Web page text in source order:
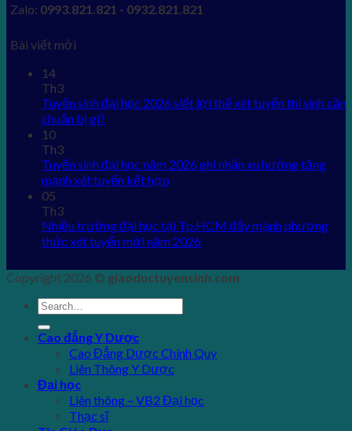
Zalo: 0993.821.821 - 0932.821.821
Bài viết mới
14
Th3
Tuyển sinh đại học 2026 siết lợi thế xét tuyển thí sinh cần
chuẩn bị gì?
10
Th3
Tuyển sinh đại học năm 2026 ghi nhận xu hướng tăng
mạnh xét tuyển kết hợp
05
Th3
Nhiều trường đại học tại Tp.HCM đẩy mạnh phương
thức xét tuyển mới năm 2026
Copyright 2026 © giaoductuyensinh.com
Cao đẳng Y Dược
Cao Đẳng Dược Chính Quy
Liên Thông Y Dược
Đại học
Liên thông – VB2 Đại học
Thạc sĩ